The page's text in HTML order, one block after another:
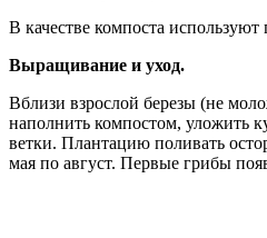
В качестве компоста
Выращивание и уход.
Вблизи взрослой березы (не
наполнить компостом, уложить
ветки. Плантацию поливать
мая по август. Первые грибы